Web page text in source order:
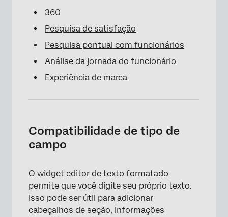
×
360
Pesquisa de satisfação
Pesquisa pontual com funcionários
Análise da jornada do funcionário
Experiência de marca
Compatibilidade de tipo de
campo
O widget editor de texto formatado
permite que você digite seu próprio texto.
Isso pode ser útil para adicionar
cabeçalhos de seção, informações